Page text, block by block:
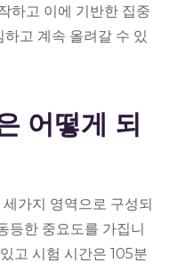
하고 이에 기반한 집중
고 계속 올려갈 수 있
어떻게 되
가지 영역으로 구성되
등한 중요도를 가집니
고 시험 시간은 105분